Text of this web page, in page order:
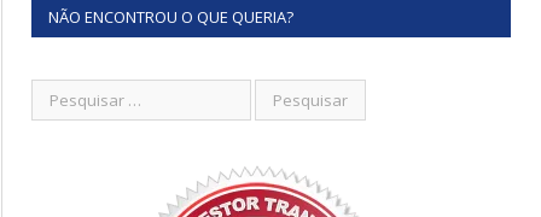
NÃO ENCONTROU O QUE QUERIA?